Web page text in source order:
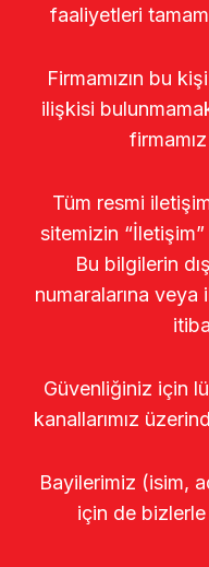
faaliyetleri
Firmamızın bu
ilişkisi
Tüm resmi
sitemizin
Bu bilgilerin
numaralarına veya
Güvenliğiniz için
kanallarımız
Bayilerimiz (isim,
için de